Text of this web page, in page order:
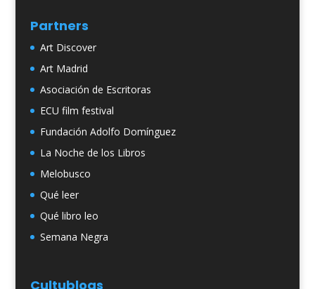
Partners
Art Discover
Art Madrid
Asociación de Escritoras
ECU film festival
Fundación Adolfo Domínguez
La Noche de los Libros
Melobusco
Qué leer
Qué libro leo
Semana Negra
Cultublogs